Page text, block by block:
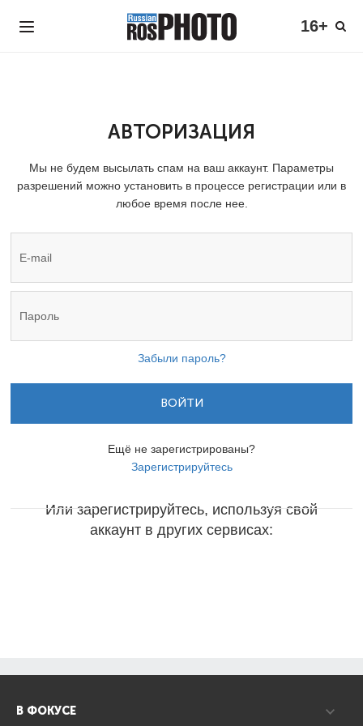
16+
АВТОРИЗАЦИЯ
Мы не будем высылать спам на ваш аккаунт. Параметры
разрешений можно установить в процессе регистрации или в
любое время после нее.
Забыли пароль?
ВОЙТИ
Ещё не зарегистрированы?
Зарегистрируйтесь
Или зарегистрируйтесь, используя свой
аккаунт в других сервисах:
В ФОКУСЕ